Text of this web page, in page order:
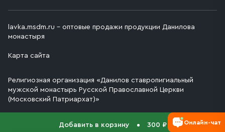
Добавить в корзину 300 ₽
lavka.msdm.ru – оптовые продажи продукции Данилова
монастыря
Карта сайта
Религиозная организация «Данилов ставропигиальный
мужской монастырь Русской Православной Церкви
(Московский Патриархат)»
Онлайн-чат